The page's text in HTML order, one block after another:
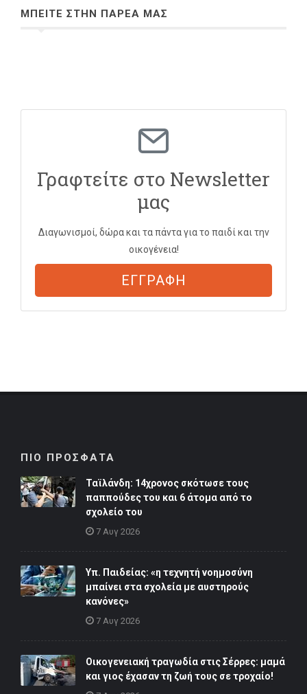
ΜΠΕΙΤΕ ΣΤΗΝ ΠΑΡΕΑ ΜΑΣ
Γραφτείτε στο Newsletter
μας
Διαγωνισμοί, δώρα και τα πάντα για το παιδί και την
οικογένεια!
ΕΓΓΡΑΦΗ
ΠΙΟ ΠΡΟΣΦΑΤΑ
Ταϊλάνδη: 14χρονος σκότωσε τους
παππούδες του και 6 άτομα από το
σχολείο του
7 Αυγ 2026
Υπ. Παιδείας: «η τεχνητή νοημοσύνη
μπαίνει στα σχολεία με αυστηρούς
κανόνες»
7 Αυγ 2026
Οικογενειακή τραγωδία στις Σέρρες: μαμά
και γιος έχασαν τη ζωή τους σε τροχαίο!